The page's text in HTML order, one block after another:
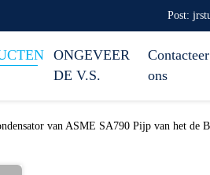
Post:
ONGEVEER
DE V.S.
Contacteer
ons
van ASME SA790 Pijp van het de